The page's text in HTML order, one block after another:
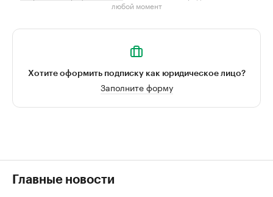
любой момент
Хотите оформить подписку как юридическое лицо?
Заполните форму
Главные новости